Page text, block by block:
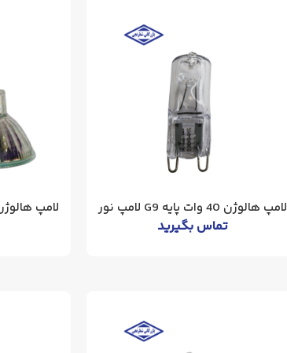
لامپ هالوژن 40 وات پایه G9 لامپ نور
تماس بگیرید